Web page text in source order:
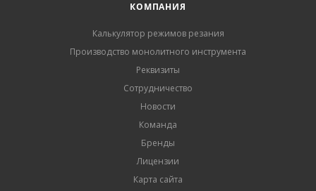
КОМПАНИЯ
Калькулятор режимов резания
Производство монолитного инструмента
Реквизиты
Сотрудничество
Новости
Команда
Бренды
Лицензии
Карта сайта